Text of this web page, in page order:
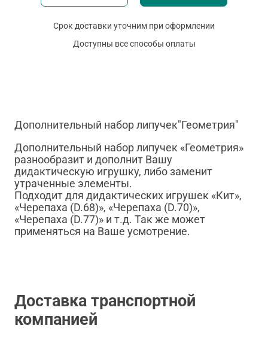
Срок доставки уточним при оформлении
Доступны все способы оплаты
Дополнительный набор липучек"Геометрия"
Дополнительный набор липучек «Геометрия»
разнообразит и дополнит Вашу
дидактическую игрушку, либо заменит
утраченные элементы.
Подходит для дидактических игрушек «Кит»,
«Черепаха (D.68)», «Черепаха (D.70)»,
«Черепаха (D.77)» и т.д. Так же может
применяться на Ваше усмотрение.
Доставка транспортной
компанией